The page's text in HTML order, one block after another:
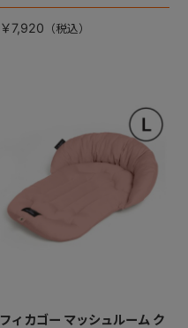
￥7,920
フィカゴー マッシュルーム ク